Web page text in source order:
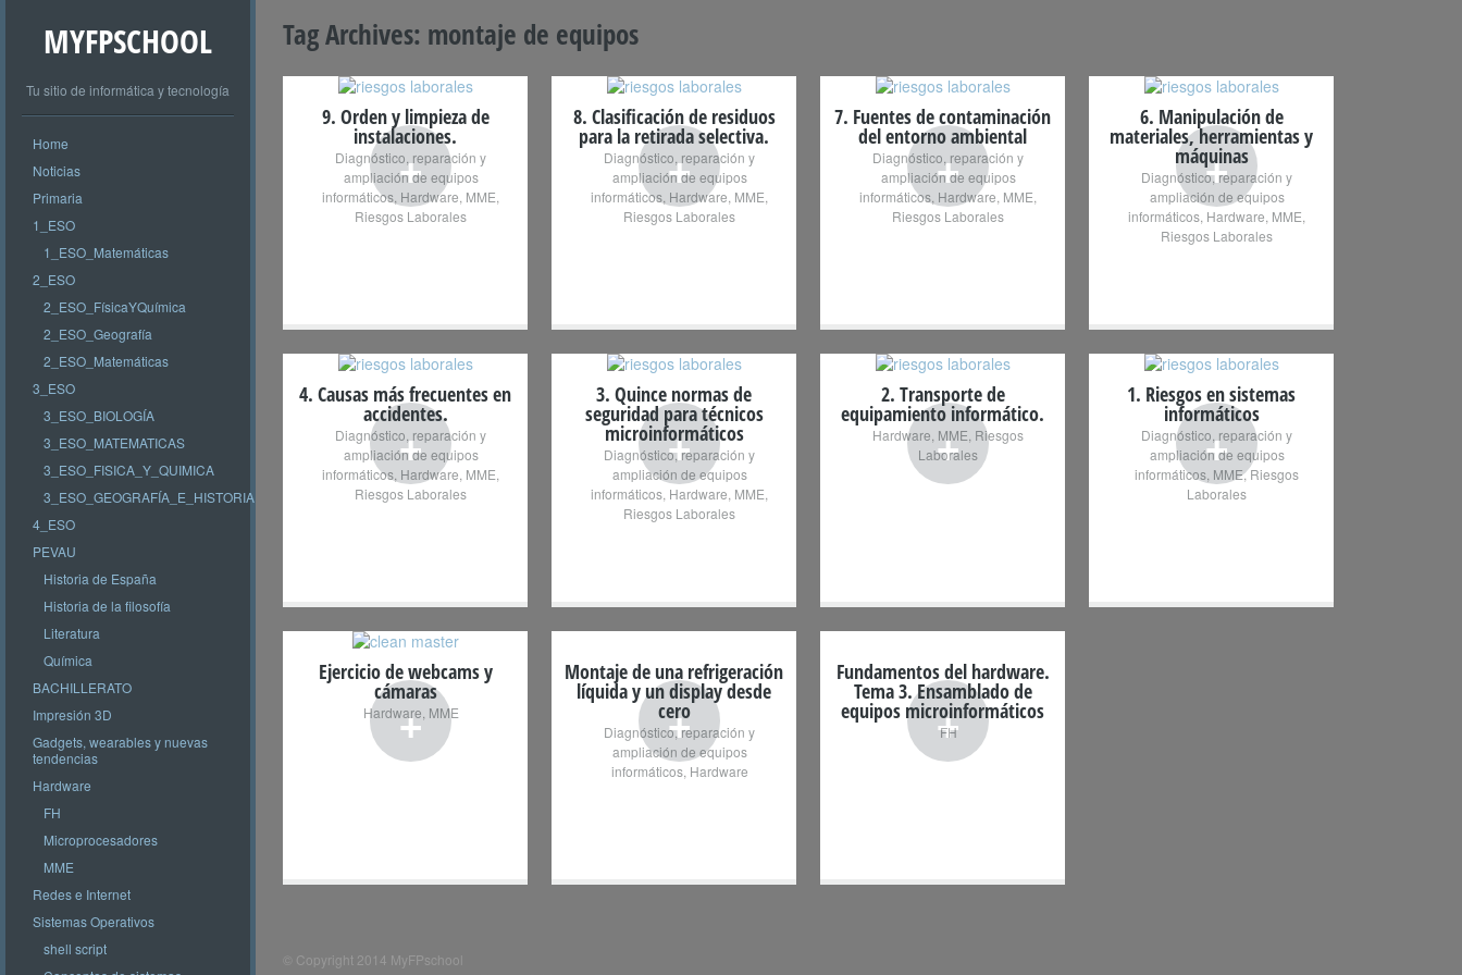
MYFPSCHOOL
Tu sitio de informática y tecnología
Home
Noticias
Primaria
1_ESO
1_ESO_Matemáticas
2_ESO
2_ESO_FísicaYQuímica
2_ESO_Geografía
2_ESO_Matemáticas
3_ESO
3_ESO_BIOLOGÍA
3_ESO_MATEMATICAS
3_ESO_FISICA_Y_QUIMICA
3_ESO_GEOGRAFÍA_E_HISTORIA
4_ESO
PEVAU
Historia de España
Historia de la filosofía
Literatura
Química
BACHILLERATO
Impresión 3D
Gadgets, wearables y nuevas
tendencias
Hardware
FH
Microprocesadores
MME
Redes e Internet
Sistemas Operativos
shell script
Tag Archives: montaje de equipos
+
9. Orden y limpieza de
instalaciones.
Diagnóstico, reparación y
ampliación de equipos
informáticos Hardware MME
Riesgos Laborales
+
8. Clasificación de residuos
para la retirada selectiva.
Diagnóstico, reparación y
ampliación de equipos
informáticos Hardware MME
Riesgos Laborales
+
7. Fuentes de contaminación
del entorno ambiental
Diagnóstico, reparación y
ampliación de equipos
informáticos Hardware MME
Riesgos Laborales
+
6. Manipulación de
materiales, herramientas y
máquinas
Diagnóstico, reparación y
ampliación de equipos
informáticos Hardware MME
Riesgos Laborales
+
4. Causas más frecuentes en
accidentes.
Diagnóstico, reparación y
ampliación de equipos
informáticos Hardware MME
Riesgos Laborales
+
3. Quince normas de
seguridad para técnicos
microinformáticos
Diagnóstico, reparación y
ampliación de equipos
informáticos Hardware MME
Riesgos Laborales
+
2. Transporte de
equipamiento informático.
Hardware MME Riesgos
Laborales
+
1. Riesgos en sistemas
informáticos
Diagnóstico, reparación y
ampliación de equipos
informáticos MME,Riesgos
Laborales
+
Ejercicio de webcams y
cámaras
Hardware MME +
Montaje de una refrigeración
líquida y un display desde
cero
Diagnóstico, reparación y
ampliación de equipos
informáticos, Hardware
+
Fundamentos del hardware.
Tema 3. Ensamblado de
equipos microinformáticos
FH
© Copyright 2014 MyFPschool